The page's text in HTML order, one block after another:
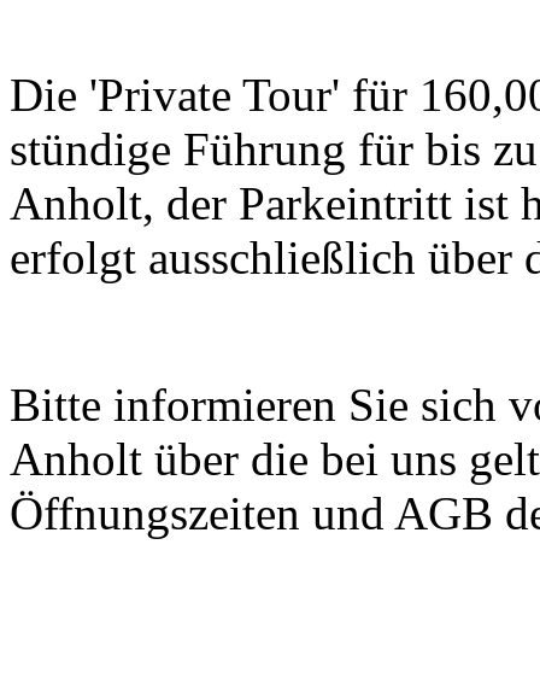
Die 'Private Tour' für
stündige Führung für bis
Anholt, der Parkeintritt ist
erfolgt ausschließlich über
Bitte informieren Sie sich
Anholt über die bei uns
Öffnungszeiten und AGB